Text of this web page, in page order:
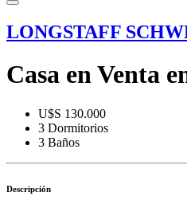
LONGSTAFF
Casa en Venta
U$S 130.000
3 Dormitorios
3 Baños
Descripción